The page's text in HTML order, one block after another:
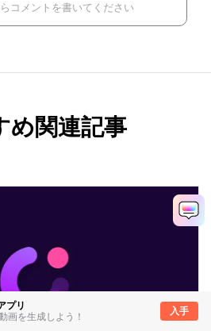
プリ
画を生成しよう！
入手
コメントを書いてください
め関連記事